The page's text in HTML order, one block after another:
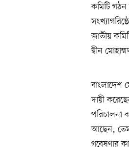
কমিটি গঠন
জাতীয়
দ্বীন
বাংলাদেশ
দায়ী
পরিচালনা
আছেন,
গবেষণার